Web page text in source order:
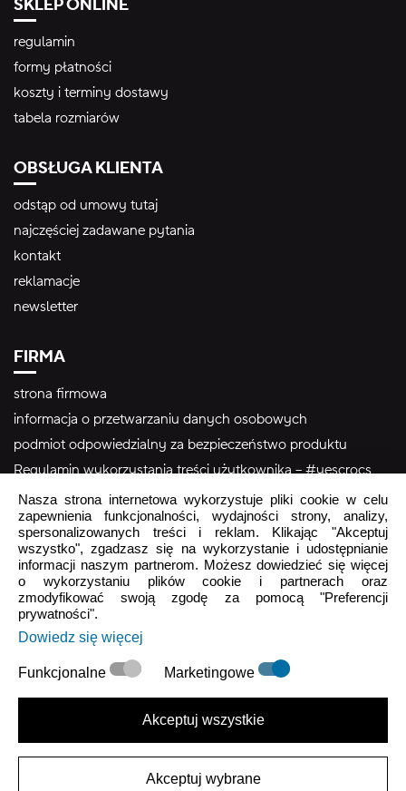
SKLEP ONLINE
regulamin
formy płatności
koszty i terminy dostawy
tabela rozmiarów
OBSŁUGA KLIENTA
odstąp od umowy tutaj
najczęściej zadawane pytania
kontakt
reklamacje
newsletter
FIRMA
strona firmowa
informacja o przetwarzaniu danych osobowych
podmiot odpowiedzialny za bezpieczeństwo produktu
Regulamin wykorzystania treści użytkownika – #yescrocs
Obsługa Klienta
Pon - Pt9:00 - 16:00
Sob - NdzZamknięte
crocs.sklep@intersocks.pl
22 230 94 60
Wyślij
AkceptujePolityki Prywatności.
Nasza strona internetowa wykorzystuje pliki cookie w celu
zapewnienia funkcjonalności, wydajności strony, analizy,
spersonalizowanych treści i reklam. Klikając "Akceptuj
wszystko", zgadzasz się na wykorzystanie i udostępnianie
informacji naszym partnerom. Możesz dowiedzieć się więcej
o wykorzystaniu plików cookie i partnerach oraz
zmodyfikować swoją zgodę za pomocą "Preferencji
prywatności".
Dowiedz się więcej
Funkcjonalne Marketingowe
Akceptuj wszystkie
Akceptuj wybrane